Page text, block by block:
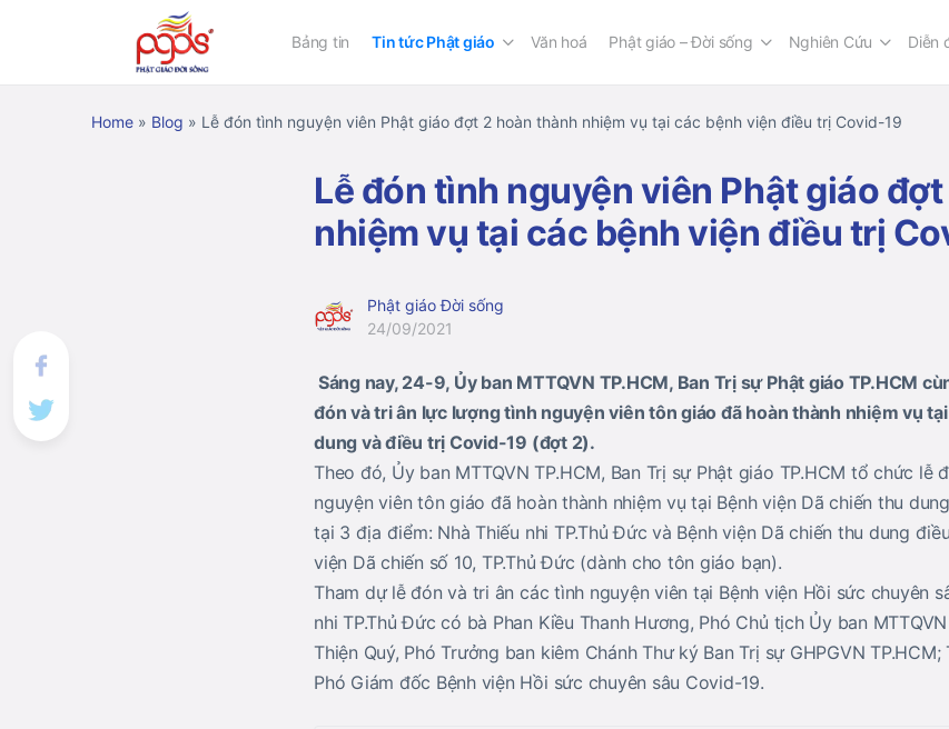
Bảng tin Tin tức Phật giáo Văn hoá Phật giáo – Đời sống Nghiên Cứu Diễn
Home » Blog » Lễ đón tình nguyện viên Phật giáo đợt 2 hoàn thành nhiệm vụ tại các bệnh viện điều trị Covid-19
Lễ đón tình nguyện viên Phật giáo
nhiệm vụ tại các bệnh viện điều trị
Phật giáo Đời sống
24/09/2021
Sáng nay, 24-9, Ủy ban MTTQVN TP.HCM, Ban Trị sự Phật giáo TP.HCM
đón và tri ân lực lượng tình nguyện viên tôn giáo đã hoàn thành nhiệm vụ
dung và điều trị Covid-19 (đợt 2).
Theo đó, Ủy ban MTTQVN TP.HCM, Ban Trị sự Phật giáo TP.HCM tổ chức
nguyện viên tôn giáo đã hoàn thành nhiệm vụ tại Bệnh viện Dã chiến thu
tại 3 địa điểm: Nhà Thiếu nhi TP.Thủ Đức và Bệnh viện Dã chiến thu dung
viện Dã chiến số 10, TP.Thủ Đức (dành cho tôn giáo bạn).
Tham dự lễ đón và tri ân các tình nguyện viên tại Bệnh viện Hồi sức chuyên
nhi TP.Thủ Đức có bà Phan Kiều Thanh Hương, Phó Chủ tịch Ủy ban
Thiện Quý, Phó Trưởng ban kiêm Chánh Thư ký Ban Trị sự GHPGVN TP.HCM;
Phó Giám đốc Bệnh viện Hồi sức chuyên sâu Covid-19.